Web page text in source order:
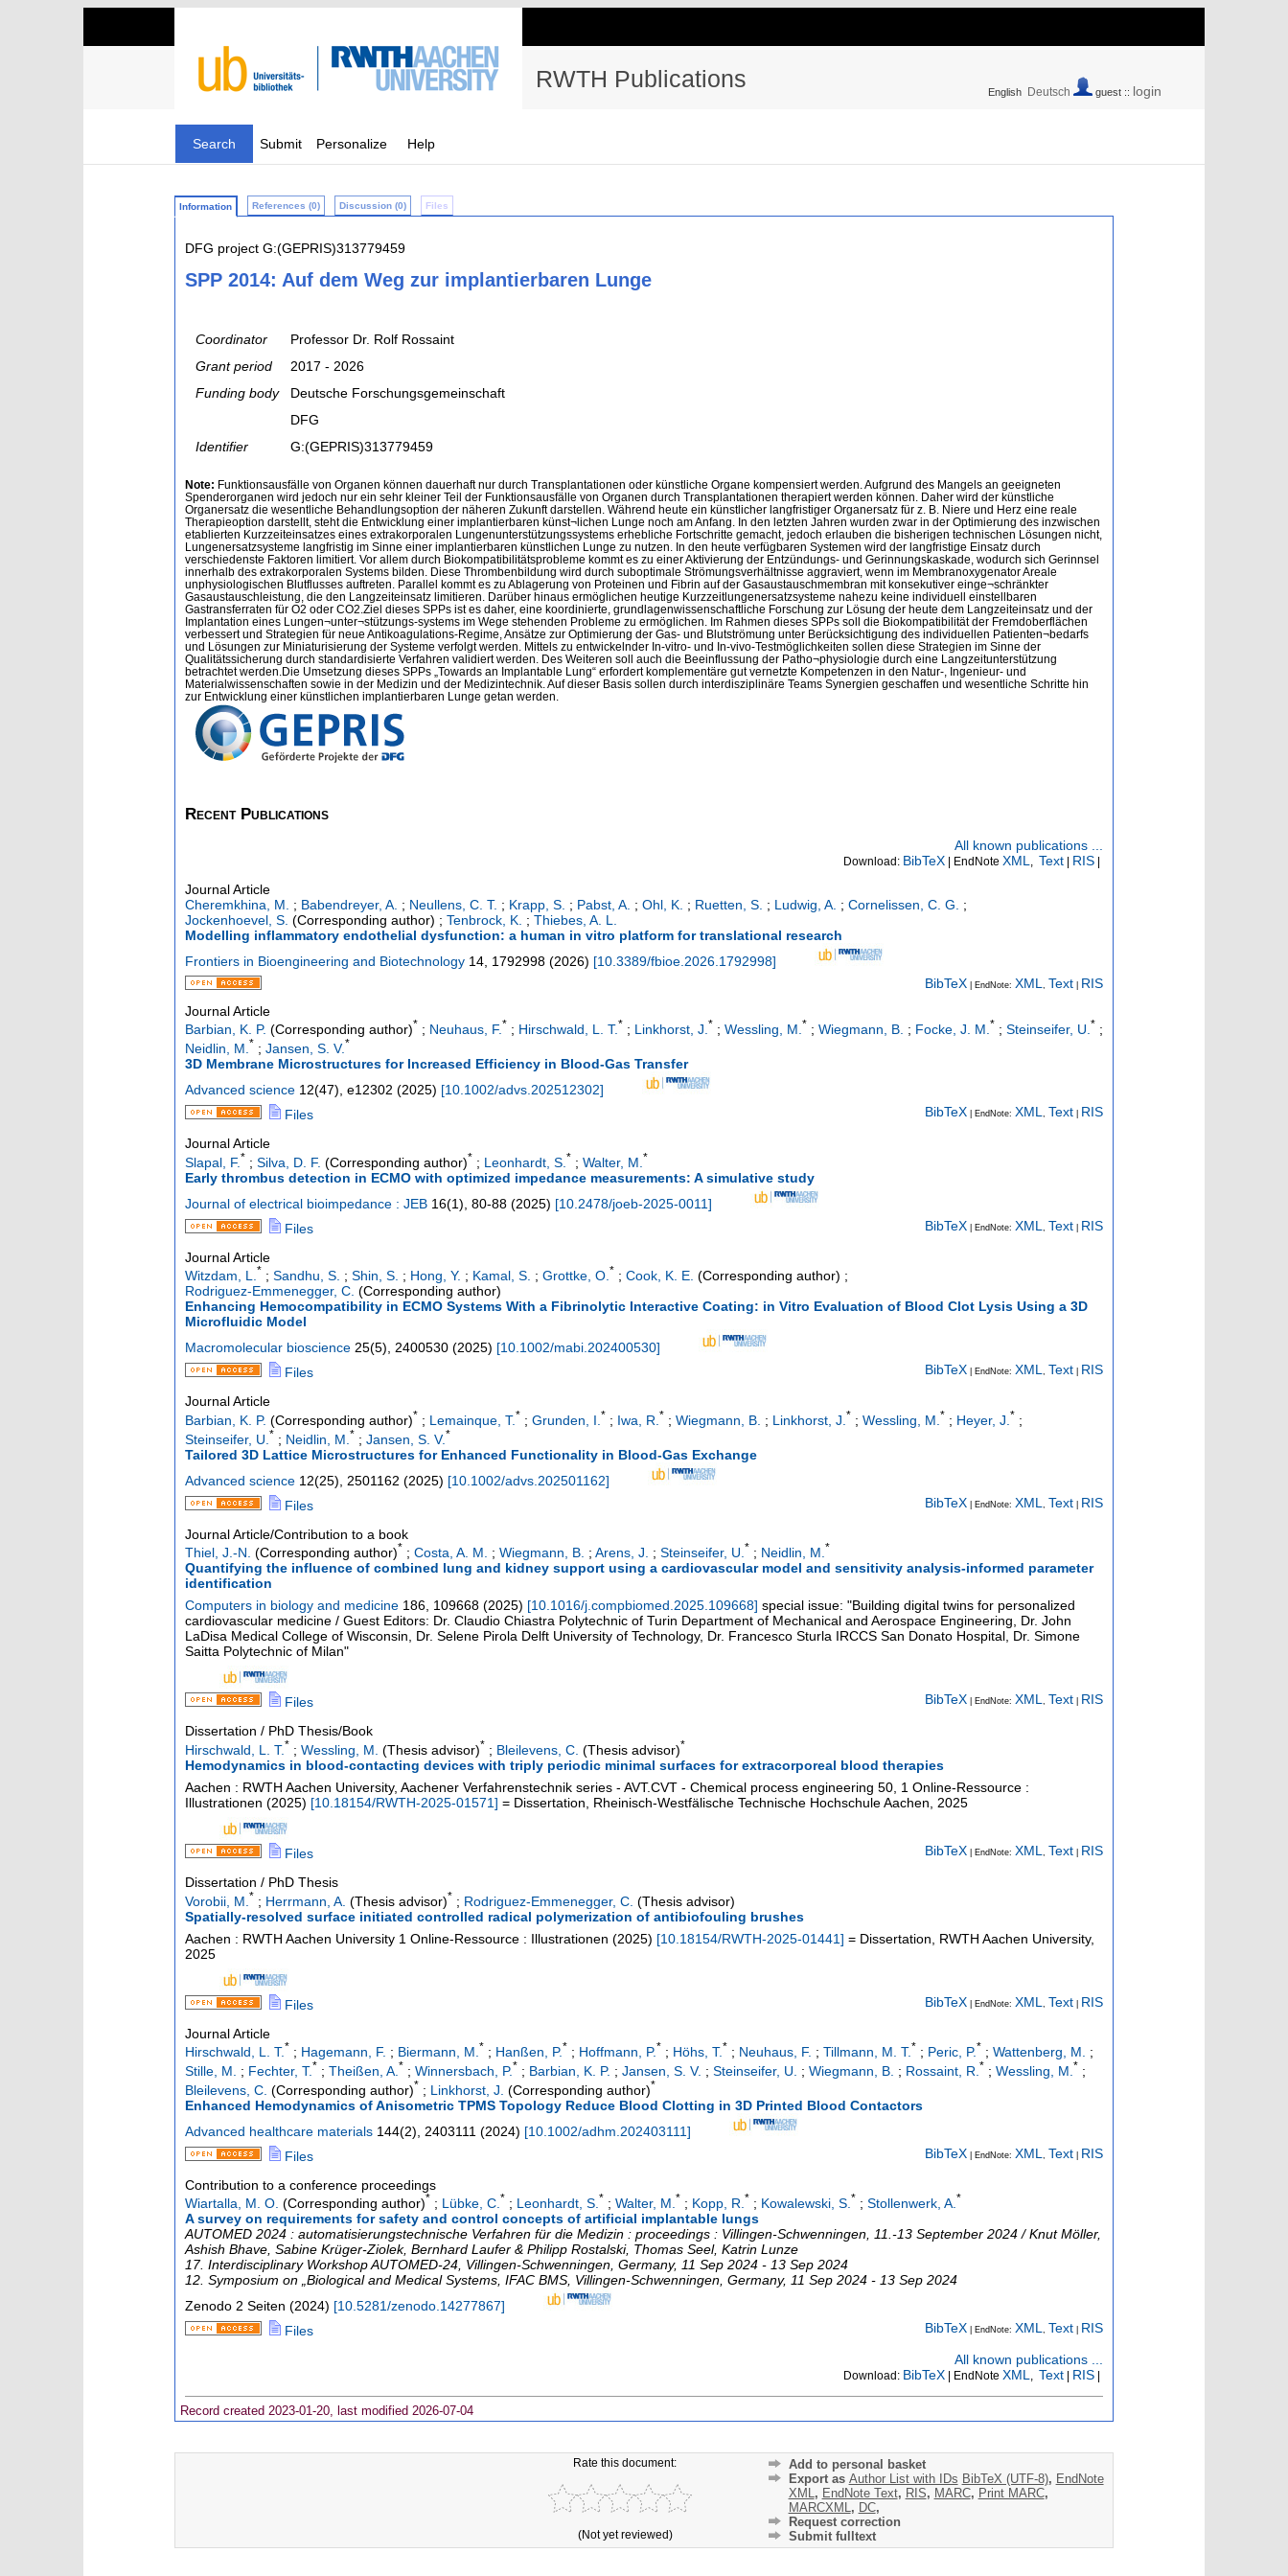
RWTH Publications English Deutsch guest :: login
Search Submit Personalize Help
Information References (0) Discussion (0) Files
DFG project G:(GEPRIS)313779459
SPP 2014: Auf dem Weg zur implantierbaren Lunge
Coordinator
Professor Dr. Rolf Rossaint
Grant period
2017 - 2026
Funding body
Deutsche Forschungsgemeinschaft
DFG
Identifier
G:(GEPRIS)313779459
Note: Funktionsausfälle von Organen können dauerhaft nur durch Transplantationen oder künstliche Organe kompensiert werden. Aufgrund des Mangels an geeigneten
Spenderorganen wird jedoch nur ein sehr kleiner Teil der Funktionsausfälle von Organen durch Transplantationen therapiert werden können. Daher wird der künstliche
Organersatz die wesentliche Behandlungsoption der näheren Zukunft darstellen. Während heute ein künstlicher langfristiger Organersatz für z. B. Niere und Herz eine reale
Therapieoption darstellt, steht die Entwicklung einer implantierbaren künst¬lichen Lunge noch am Anfang. In den letzten Jahren wurden zwar in der Optimierung des inzwischen
etablierten Kurzzeiteinsatzes eines extrakorporalen Lungenunterstützungssystems erhebliche Fortschritte gemacht, jedoch erlauben die bisherigen technischen Lösungen nicht,
Lungenersatzsysteme langfristig im Sinne einer implantierbaren künstlichen Lunge zu nutzen. In den heute verfügbaren Systemen wird der langfristige Einsatz durch
verschiedenste Faktoren limitiert. Vor allem durch Biokompatibilitätsprobleme kommt es zu einer Aktivierung der Entzündungs- und Gerinnungskaskade, wodurch sich Gerinnsel
innerhalb des extrakorporalen Systems bilden. Diese Thrombenbildung wird durch suboptimale Strömungsverhältnisse aggraviert, wenn im Membranoxygenator Areale
unphysiologischen Blutflusses auftreten. Parallel kommt es zu Ablagerung von Proteinen und Fibrin auf der Gasaustauschmembran mit konsekutiver einge¬schränkter
Gasaustauschleistung, die den Langzeiteinsatz limitieren. Darüber hinaus ermöglichen heutige Kurzzeitlungenersatzsysteme nahezu keine individuell einstellbaren
Gastransferraten für O2 oder CO2.Ziel dieses SPPs ist es daher, eine koordinierte, grundlagenwissenschaftliche Forschung zur Lösung der heute dem Langzeiteinsatz und der
Implantation eines Lungen¬unter¬stützungs-systems im Wege stehenden Probleme zu ermöglichen. Im Rahmen dieses SPPs soll die Biokompatibilität der Fremdoberflächen
verbessert und Strategien für neue Antikoagulations-Regime, Ansätze zur Optimierung der Gas- und Blutströmung unter Berücksichtigung des individuellen Patienten¬bedarfs
und Lösungen zur Miniaturisierung der Systeme verfolgt werden. Mittels zu entwickelnder In-vitro- und In-vivo-Testmöglichkeiten sollen diese Strategien im Sinne der
Qualitätssicherung durch standardisierte Verfahren validiert werden. Des Weiteren soll auch die Beeinflussung der Patho¬physiologie durch eine Langzeitunterstützung
betrachtet werden.Die Umsetzung dieses SPPs „Towards an Implantable Lung“ erfordert komplementäre gut vernetzte Kompetenzen in den Natur-, Ingenieur- und
Materialwissenschaften sowie in der Medizin und der Medizintechnik. Auf dieser Basis sollen durch interdisziplinäre Teams Synergien geschaffen und wesentliche Schritte hin
zur Entwicklung einer künstlichen implantierbaren Lunge getan werden.
Recent Publications
All known publications ...
Download: BibTeX | EndNote XML Text | RIS |
Journal Article
Cheremkhina, M.
; Babendreyer, A. ; Neullens, C. T. ; Krapp, S. ; Pabst, A. ; Ohl, K. ; Ruetten, S. ; Ludwig, A. ; Cornelissen, C. G.
;
Jockenhoevel, S. (Corresponding author) ; Tenbrock, K. ; Thiebes, A. L.
Modelling inflammatory endothelial dysfunction: a human in vitro platform for translational research
Frontiers in Bioengineering and Biotechnology 14 1792998 (2026) [10.3389/fbioe.2026.1792998]
BibTeX | EndNote: XML Text RIS
Journal Article
Barbian, K. P. (Corresponding author)* ; Neuhaus, F.* ; Hirschwald, L. T.* ; Linkhorst, J.* ; Wessling, M.* ; Wiegmann, B. ; Focke, J. M.* ; Steinseifer, U.* ;
Neidlin, M. * ; Jansen, S. V.*
3D Membrane Microstructures for Increased Efficiency in Blood-Gas Transfer
Advanced science 12(47), e12302 (2025) [10.1002/advs.202512302]
Files
BibTeX | EndNote: XML , Text RIS
Journal Article
Slapal, F. * ; Silva, D. F. (Corresponding author)* ; Leonhardt, S. * ; Walter, M. *
Early thrombus detection in ECMO with optimized impedance measurements: A simulative study
Journal of electrical bioimpedance : JEB 16(1), 80-88 (2025) [10.2478/joeb-2025-0011]
Files
BibTeX | EndNote: XML Text RIS
Journal Article
Witzdam, L.* ; Sandhu, S. ; Shin, S. ; Hong, Y. ; Kamal, S. ; Grottke, O.* ; Cook, K. E. (Corresponding author) ;
Rodriguez-Emmenegger, C. (Corresponding author)
Enhancing Hemocompatibility in ECMO Systems With a Fibrinolytic Interactive Coating: in Vitro Evaluation of Blood Clot Lysis Using a 3D
Microfluidic Model
Macromolecular bioscience 25(5), 2400530 (2025) [10.1002/mabi.202400530]
Files
BibTeX | EndNote: XML, Text RIS
Journal Article
Barbian, K. P. (Corresponding author)* ; Lemainque, T.* ; Grunden, I. * ; Iwa, R. * ; Wiegmann, B. ; Linkhorst, J. * ; Wessling, M. * ; Heyer, J. * ;
Steinseifer, U. * ; Neidlin, M. * ; Jansen, S. V.*
Tailored 3D Lattice Microstructures for Enhanced Functionality in Blood-Gas Exchange
Advanced science 12(25), 2501162 (2025) [10.1002/advs.202501162]
Files
BibTeX | EndNote: XML Text RIS
Journal Article/Contribution to a book
Thiel, J.-N. (Corresponding author)* ; Costa, A. M. ; Wiegmann, B. ; Arens, J. ; Steinseifer, U.* ; Neidlin, M.*
Quantifying the influence of combined lung and kidney support using a cardiovascular model and sensitivity analysis-informed parameter
identification
Computers in biology and medicine 186, 109668 (2025) [10.1016/j.compbiomed.2025.109668] special issue: "Building digital twins for personalized
cardiovascular medicine / Guest Editors: Dr. Claudio Chiastra Polytechnic of Turin Department of Mechanical and Aerospace Engineering, Dr. John
LaDisa Medical College of Wisconsin, Dr. Selene Pirola Delft University of Technology, Dr. Francesco Sturla IRCCS San Donato Hospital, Dr. Simone
Saitta Polytechnic of Milan"
Files BibTeX | EndNote: XML, Text RIS
Dissertation / PhD Thesis/Book
Hirschwald, L. T.* ; Wessling, M. (Thesis advisor)* ; Bleilevens, C. (Thesis advisor)*
Hemodynamics in blood-contacting devices with triply periodic minimal surfaces for extracorporeal blood therapies
Aachen : RWTH Aachen University, Aachener Verfahrenstechnik series - AVT.CVT - Chemical process engineering 50 1 Online-Ressource :
Illustrationen (2025) [10.18154/RWTH-2025-01571] = Dissertation, Rheinisch-Westfälische Technische Hochschule Aachen, 2025
Files BibTeX | EndNote: XML Text RIS
Dissertation / PhD Thesis
Vorobii, M. * ; Herrmann, A. (Thesis advisor)* ; Rodriguez-Emmenegger, C. (Thesis advisor)
Spatially-resolved surface initiated controlled radical polymerization of antibiofouling brushes
Aachen : RWTH Aachen University 1 Online-Ressource : Illustrationen (2025) [10.18154/RWTH-2025-01441] = Dissertation, RWTH Aachen University,
2025
Files BibTeX | EndNote: XML Text RIS
Journal Article
Hirschwald, L. T.* ; Hagemann, F. ; Biermann, M.* ; Hanßen, P.* ; Hoffmann, P.* ; Höhs, T.* ; Neuhaus, F. ; Tillmann, M. T.* ; Peric, P.* ; Wattenberg, M. ;
Stille, M.
; Fechter, T.* ; Theißen, A. * ; Winnersbach, P.* ; Barbian, K. P. ; Jansen, S. V. ; Steinseifer, U. ; Wiegmann, B. ; Rossaint, R. * ; Wessling, M. * ;
Bleilevens, C. (Corresponding author)* ; Linkhorst, J. (Corresponding author)*
Enhanced Hemodynamics of Anisometric TPMS Topology Reduce Blood Clotting in 3D Printed Blood Contactors
Advanced healthcare materials 144(2), 2403111 (2024) [10.1002/adhm.202403111]
Files
BibTeX | EndNote: XML Text RIS
Contribution to a conference proceedings
Wiartalla, M. O. (Corresponding author)* ; Lübke, C.* ; Leonhardt, S.* ; Walter, M.* ; Kopp, R.* ; Kowalewski, S.* ; Stollenwerk, A.*
A survey on requirements for safety and control concepts of artificial implantable lungs
AUTOMED 2024 : automatisierungstechnische Verfahren für die Medizin : proceedings : Villingen-Schwenningen, 11.-13 September 2024 / Knut Möller,
Ashish Bhave, Sabine Krüger-Ziolek, Bernhard Laufer & Philipp Rostalski, Thomas Seel, Katrin Lunze
17. Interdisciplinary Workshop AUTOMED-24, Villingen-Schwenningen, Germany, 11 Sep 2024 - 13 Sep 2024
12. Symposium on „Biological and Medical Systems, IFAC BMS, Villingen-Schwenningen, Germany, 11 Sep 2024 - 13 Sep 2024
Zenodo 2 Seiten (2024) [10.5281/zenodo.14277867]
Files
BibTeX | EndNote: XML, Text RIS
All known publications ...
Download: BibTeX | EndNote XML Text RIS
Record created 2023-01-20, last modified 2026-07-04
Rate this document:
(Not yet reviewed)
Add to personal basket
Export as Author List with IDs BibTeX (UTF-8), EndNote
XML , EndNote Text, RIS, MARC, Print MARC,
MARCXML , DC,
Request correction
Submit fulltext